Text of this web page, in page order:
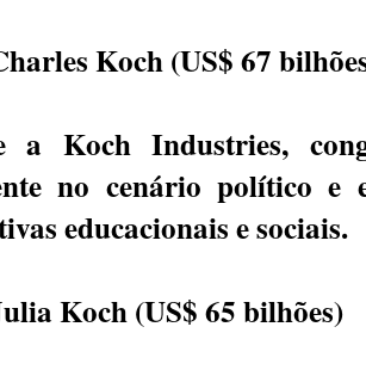
Koch (US$ 67
a Koch Industries,
no cenário político e
educacionais e sociais.
Koch (US$ 65 bilhões)